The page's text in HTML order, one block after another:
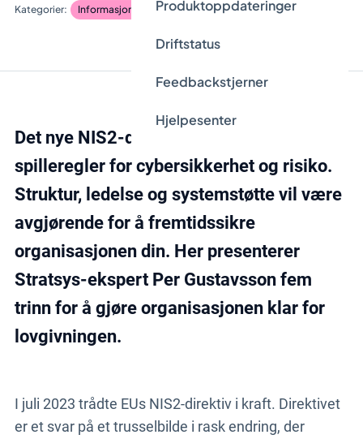
Produktoppdateringer
Driftstatus
Feedbackstjerner
Hjelpesenter
Informasjonssikkerhet og databeskyttelse
Det nye NIS2-direktivet gir nye
spilleregler for cybersikkerhet og risiko.
Struktur, ledelse og systemstøtte vil være
avgjørende for å fremtidssikre
organisasjonen din. Her presenterer
Stratsys-ekspert Per Gustavsson fem
trinn for å gjøre organisasjonen klar for
lovgivningen.
I juli 2023 trådte EUs NIS2-direktiv i kraft. Direktivet
er et svar på et trusselbilde i rask endring, der